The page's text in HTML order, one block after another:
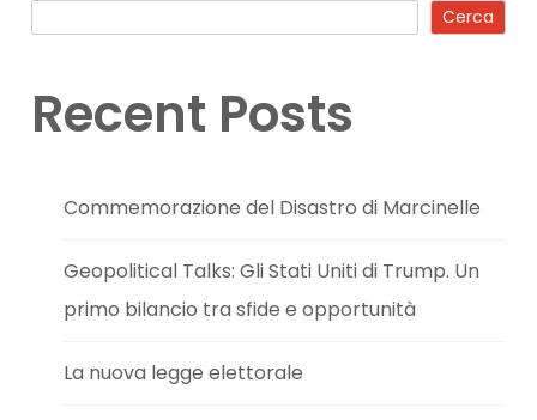
Cerca
Recent Posts
Commemorazione del Disastro di Marcinelle
Geopolitical Talks: Gli Stati Uniti di Trump. Un
primo bilancio tra sfide e opportunità
La nuova legge elettorale